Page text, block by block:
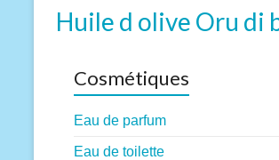
Huile d olive Oru di
Cosmétiques
Eau de parfum
Eau de toilette